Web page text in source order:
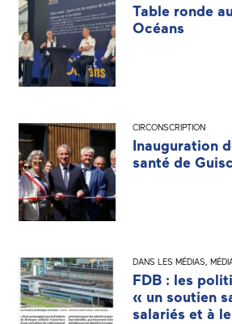
Table ronde
Océans
CIRCONSCRIPTION
Inauguration
santé de
DANS LES MÉDIAS,
FDB : les
« un soutien
salariés et à